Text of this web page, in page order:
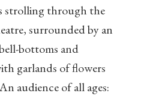
strolling through the
surrounded by an
bottoms and
garlands of flowers
audience of all ages: